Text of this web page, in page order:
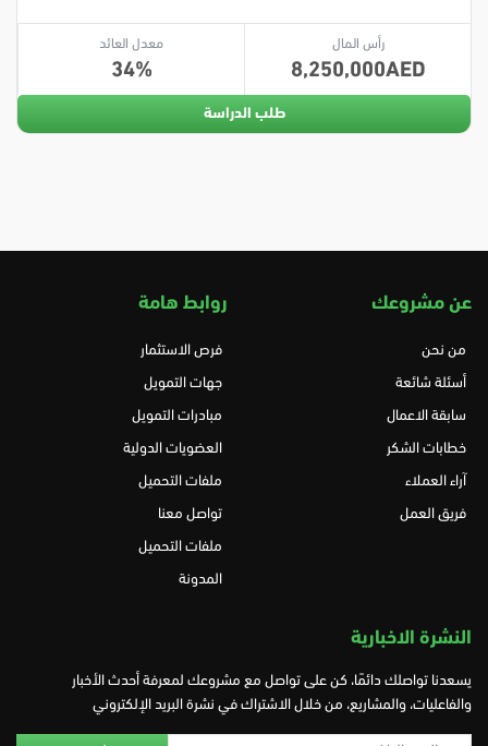
رأس المال
8,250,000
معدل العائد
34
طلب الدراسة
عن مشروعك
من نحن
أسئلة شائعة
سابقة الاعمال
خطابات الشكر
آراء العملاء
فريق العمل
روابط هامة
فرص الاستثمار
جهات التمويل
مبادرات التمويل
العضويات الدولية
ملفات التحميل
تواصل معنا
ملفات التحميل
المدونة
النشرة الاخبارية
يسعدنا تواصلك دائمًا، كن على تواصل مع مشروعك لمعرفة أحدث الأخبار
والفاعليات، والمشاريع، من خلال الاشتراك في نشرة البريد الإلكتروني